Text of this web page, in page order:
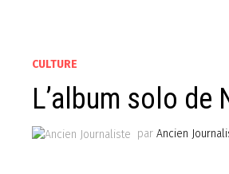
CULTURE
L’album solo de
parAncien